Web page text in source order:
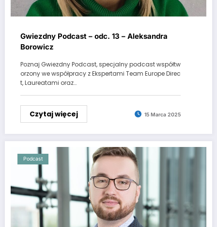
Gwiezdny Podcast – odc. 13 – Aleksandra
Borowicz
Poznaj Gwiezdny Podcast, specjalny podcast współtw
orzony we współpracy z Ekspertami Team Europe Direc
t, Laureatami oraz…
Czytaj więcej 15 Marca 2025
Podcast